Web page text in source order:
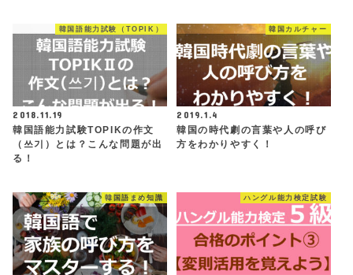
韓国語能力試験（TOPIK）
2018.11.19
韓国語能力試験TOPIKの作文
（쓰기）とは？こんな問題が出
る！
韓国カルチャー
2019.1.4
韓国の時代劇の言葉や人の呼び
方をわかりやすく！
韓国語まめ知識 ハングル能力検定試験